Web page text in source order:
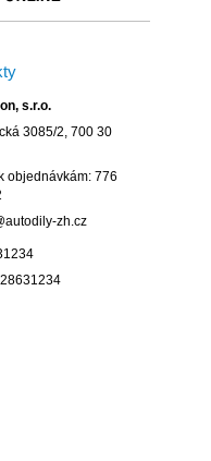
s.r.o.
3085/2, 700 30
objednávkám: 776
zh.cz